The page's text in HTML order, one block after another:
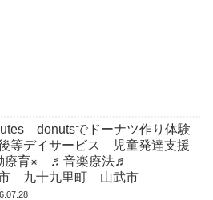
donutsでドーナツ作り体験
等デイサービス 児童発達支援
療育⁕ ♬音楽療法♬
九十九里町 山武市